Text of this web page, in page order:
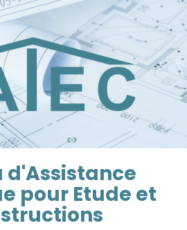
d'Assistance
pour Etude et